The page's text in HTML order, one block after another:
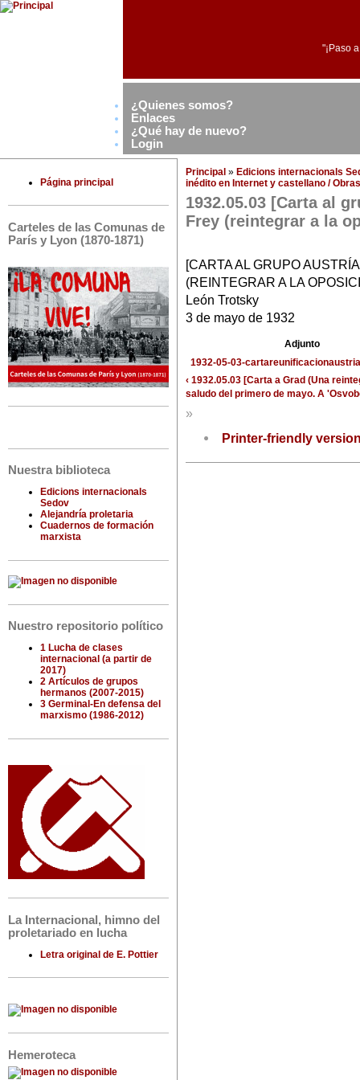
"¡Paso
¿Quienes somos?
Enlaces
¿Qué hay de nuevo?
Login
Página principal
Carteles de las Comunas de
París y Lyon (1870-1871)
Nuestra biblioteca
Edicions internacionals
Sedov
Alejandría proletaria
Cuadernos de formación
marxista
Nuestro repositorio político
1 Lucha de clases
internacional (a partir de
2017)
2 Artículos de grupos
hermanos (2007-2015)
3 Germinal-En defensa del
marxismo (1986-2012)
La Internacional, himno del
proletariado en lucha
Letra original de E. Pottier
Hemeroteca
Principal » Edicions internacionals
inédito en Internet y castellano /
1932.05.03 [Carta al
Frey (reintegrar a la
[CARTA AL GRUPO
(REINTEGRAR A LA
León Trotsky
3 de mayo de 1932
Adjunto
1932-05-03-
‹ 1932.05.03 [Carta a Grad (Una
saludo del primero de mayo. A
»
Printer-friendly